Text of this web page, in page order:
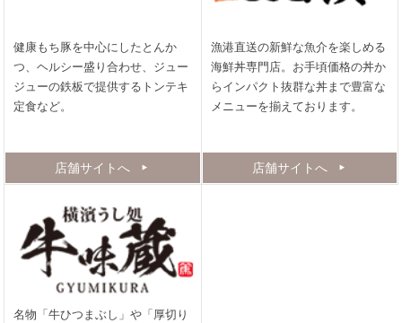
健康もち豚を中心にしたとんか
つ、ヘルシー盛り合わせ、ジュー
ジューの鉄板で提供するトンテキ
定食など。
店舗サイトへ
漁港直送の新鮮な魚介を楽しめる
海鮮丼専門店。お手頃価格の丼か
らインパクト抜群な丼まで豊富な
メニューを揃えております。
店舗サイトへ
名物「牛ひつまぶし」や「厚切り